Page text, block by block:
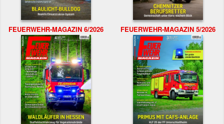
FEUERWEHR-MAGAZIN 6/2026 FEUERWEHR-MAGAZIN 5/2026